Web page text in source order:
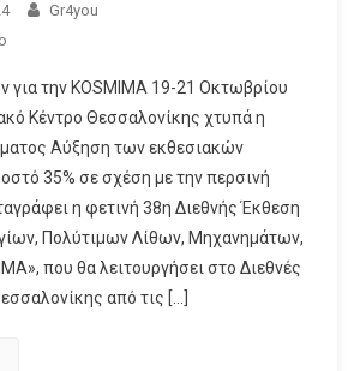
Gr4you
για την KOSMIMA 19-21 Οκτωβρίου
Κέντρο Θεσσαλονίκης χτυπά η
Αύξηση των εκθεσιακών
35% σε σχέση με την περσινή
η φετινή 38η Διεθνής Έκθεση
Πολύτιμων Λίθων, Μηχανημάτων,
που θα λειτουργήσει στο Διεθνές
από τις […]